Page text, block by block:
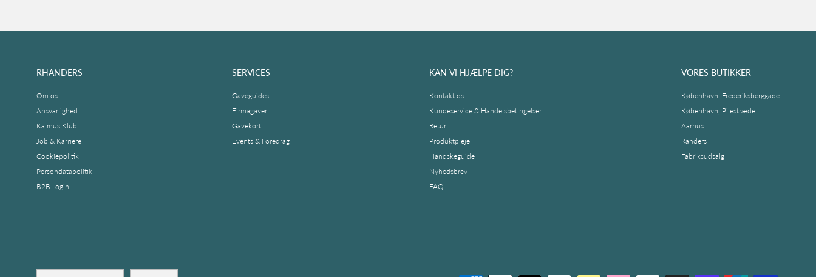
RHANDERS
Om os
Ansvarlighed
Kalmus Klub
Job & Karriere
Cookiepolitik
Persondatapolitik
B2B Login
SERVICES
Gaveguides
Firmagaver
Gavekort
Events & Foredrag
KAN VI HJÆLPE DIG?
Kontakt os
Kundeservice & Handelsbetingelser
Retur
Produktpleje
Handskeguide
Nyhedsbrev
FAQ
VORES BUTIKKER
København, Frederiksberggade
København, Pilestræde
Aarhus
Randers
Fabriksudsalg